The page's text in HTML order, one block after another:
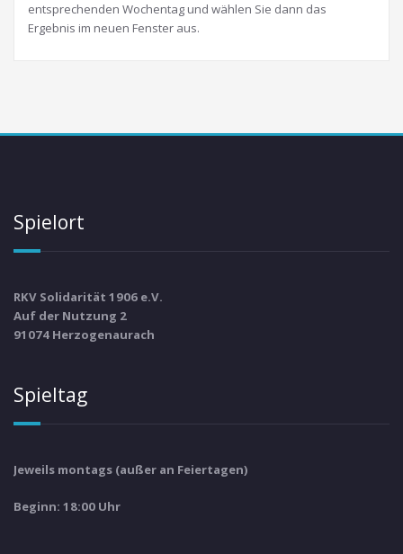
entsprechenden Wochentag und wählen Sie dann das
Ergebnis im neuen Fenster aus.
Spielort
RKV Solidarität 1906 e.V.
Auf der Nutzung 2
91074 Herzogenaurach
Spieltag
Jeweils montags (außer an Feiertagen)
Beginn: 18:00 Uhr